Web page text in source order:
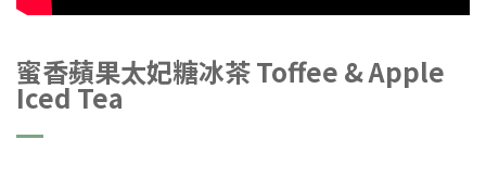
蜜香蘋果太妃糖冰茶 Toffee & Apple
Iced Tea